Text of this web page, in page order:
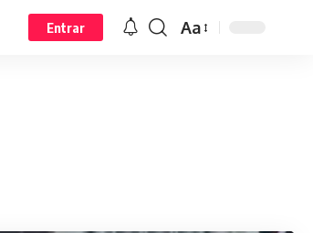
Entrar Aa